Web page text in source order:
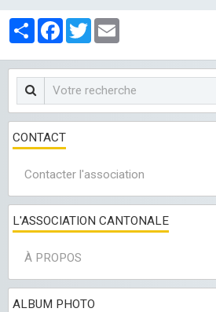
LES CLUBS
PartagerFacebook
Twitter
CONTACT
Contacter l'association
L'ASSOCIATION CANTONALE
À PROPOS
ALBUM PHOTO